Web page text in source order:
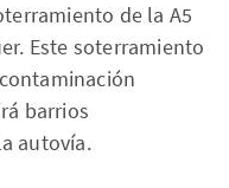
de la A5
Este soterramiento
barrios
autovía.